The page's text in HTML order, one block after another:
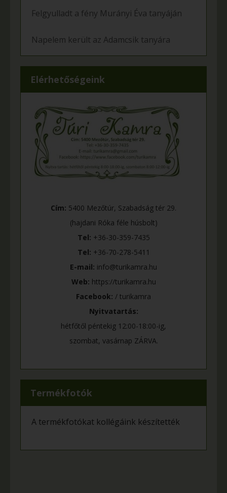
Felgyulladt a fény Murányi Éva tanyáján
Napelem került az Adamcsik tanyára
Elérhetőségeink
Cím: 5400 Mezőtúr, Szabadság tér 29.
(hajdani Róka féle húsbolt)
Tel: +36-30-359-7435
Tel: +36-70-278-5411
E-mail: info@turikamra.hu
Web: https://turikamra.hu
Facebook: / turikamra
Nyitvatartás:
hétfőtől péntekig 12:00-18:00-ig,
szombat, vasárnap ZÁRVA.
Termékfotók
A termékfotókat kollégáink készítették